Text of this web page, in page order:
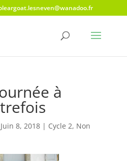
à
Juin 8, 2018| Cycle 2, Non